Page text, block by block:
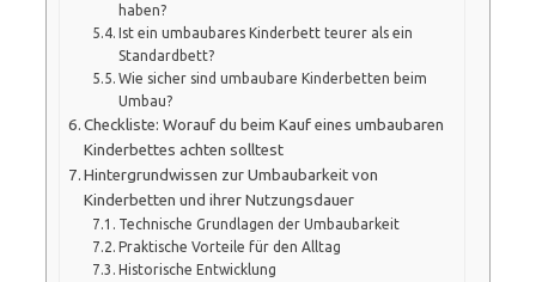
haben?
Ist ein umbaubares Kinderbett teurer als ein
Standardbett?
Wie sicher sind umbaubare Kinderbetten beim
Umbau?
Checkliste: Worauf du beim Kauf eines umbaubaren
Kinderbettes achten solltest
Hintergrundwissen zur Umbaubarkeit von
Kinderbetten und ihrer Nutzungsdauer
Technische Grundlagen der Umbaubarkeit
Praktische Vorteile für den Alltag
Historische Entwicklung